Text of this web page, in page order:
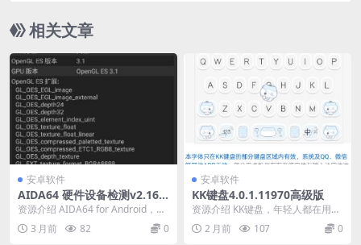
相关文章
安卓软件
AIDA64 硬件设备检测v2.16
高级版
资源介绍 AIDA64 for Android，最
权威安卓设备硬件检测利器。它
是...3 月前 82 0
安卓软件
KK键盘4.0.1.11970高级版
资源介绍 KK键盘，年轻人都在用的
输入法！ 快捷语弹、聊天气泡、表
情斗图，更多个...
2 月前 107 0